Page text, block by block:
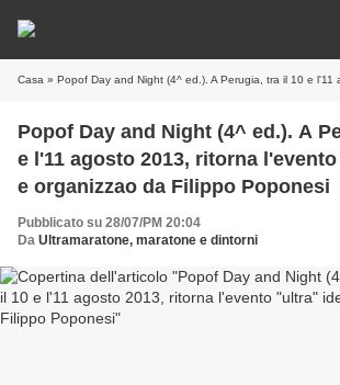
Casa » Popof Day and Night (4^ ed.). A Perugia, tra il 10 e l'11 agosto 2013, ritorna l'evento "ultra"
Popof Day and Night (4^ ed.). A
e l'11 agosto 2013, ritorna
e organizzao da Filippo Poponesi
Pubblicato su 28/07/PM 20:04
Da Ultramaratone, maratone e dintorni